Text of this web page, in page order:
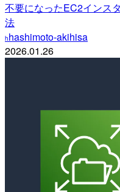
不要になったEC2インス
法
hhashimoto-akihisa
2026.01.26